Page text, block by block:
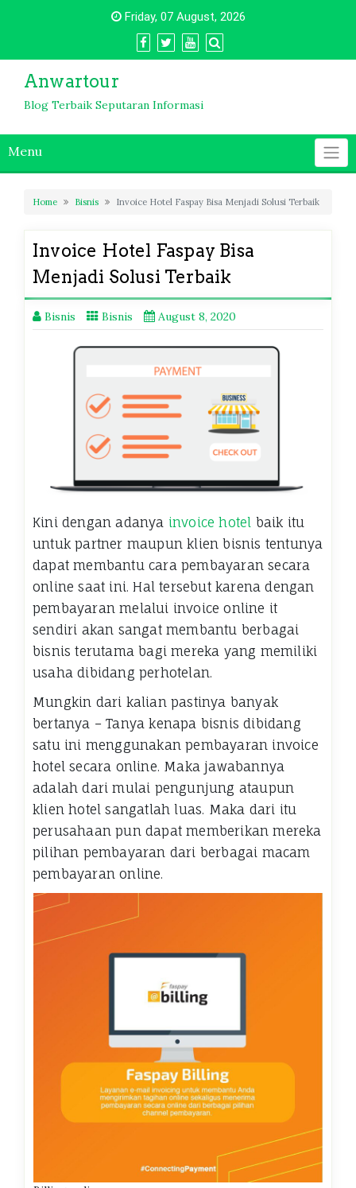
Friday, 07 August, 2026
Anwartour
Blog Terbaik Seputaran Informasi
Menu
Home Bisnis Invoice Hotel Faspay Bisa Menjadi Solusi Terbaik
Invoice Hotel Faspay Bisa
Menjadi Solusi Terbaik
Bisnis Bisnis August 8, 2020
Kini dengan adanya invoice hotel baik itu
untuk partner maupun klien bisnis tentunya
dapat membantu cara pembayaran secara
online saat ini. Hal tersebut karena dengan
pembayaran melalui invoice online it
sendiri akan sangat membantu berbagai
bisnis terutama bagi mereka yang memiliki
usaha dibidang perhotelan.
Mungkin dari kalian pastinya banyak
bertanya – Tanya kenapa bisnis dibidang
satu ini menggunakan pembayaran invoice
hotel secara online. Maka jawabannya
adalah dari mulai pengunjung ataupun
klien hotel sangatlah luas. Maka dari itu
perusahaan pun dapat memberikan mereka
pilihan pembayaran dari berbagai macam
pembayaran online.